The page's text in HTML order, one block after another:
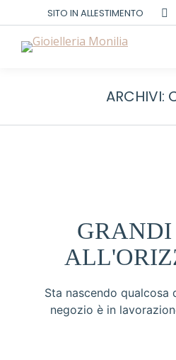
SITO IN ALLESTIMENTO
ARCHIVI:
GRANDI
Sta nascendo qualcosa
negozio è in